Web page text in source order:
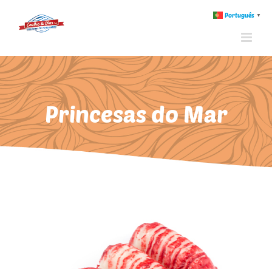
Princesas do Mar
Português ▼